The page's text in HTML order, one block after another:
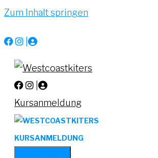
Zum Inhalt springen
Kursanmeldung
KURSANMELDUNG